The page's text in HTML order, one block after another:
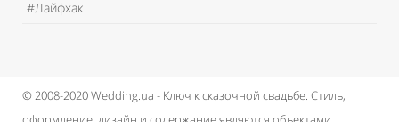
#Лайфхак
© 2008-2020 Wedding.ua - Ключ к сказочной свадьбе. Стиль,